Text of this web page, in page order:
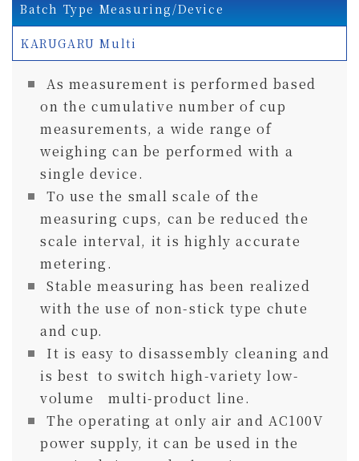
Batch Type Measuring/Device
KARUGARU Multi
As measurement is performed based
on the cumulative number of cup
measurements, a wide range of
weighing can be performed with a
single device.
To use the small scale of the
measuring cups, can be reduced the
scale interval, it is highly accurate
metering.
Stable measuring has been realized
with the use of non-stick type chute
and cup.
It is easy to disassembly cleaning and
is best to switch high-variety low-
volume multi-product line.
The operating at only air and AC100V
power supply, it can be used in the